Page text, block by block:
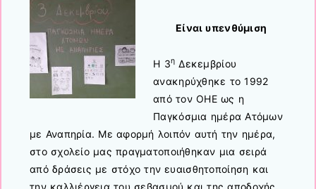
Είναι υπενθύμιση
Η 3η Δεκεμβρίου
ανακηρύχθηκε το 1992
από τον ΟΗΕ ως η
Παγκόσμια ημέρα Ατόμων
με Αναπηρία. Με αφορμή λοιπόν αυτή την ημέρα,
στο σχολείο μας πραγματοποιήθηκαν μια σειρά
από δράσεις με στόχο την ευαισθητοποίηση και
την καλλιέργεια του σεβασμού και της αποδοχής.